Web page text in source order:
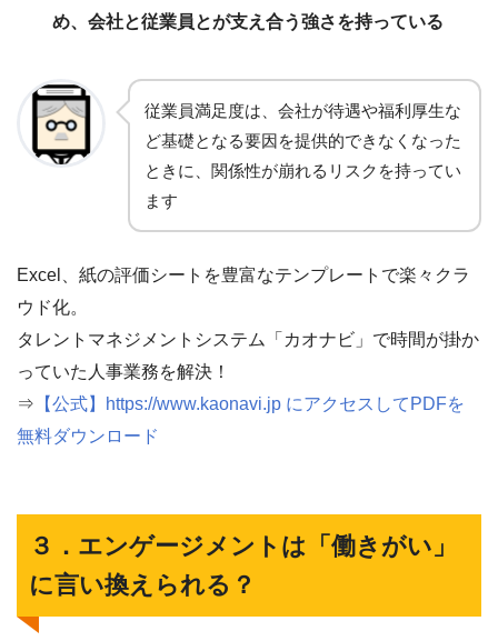
め、会社と従業員とが支え合う強さを持っている
従業員満足度は、会社が待遇や福利厚生な
ど基礎となる要因を提供的できなくなった
ときに、関係性が崩れるリスクを持ってい
ます
Excel、紙の評価シートを豊富なテンプレートで楽々クラ
ウド化。
タレントマネジメントシステム「カオナビ」で時間が掛か
っていた人事業務を解決！
⇒ 【公式】https://www.kaonavi.jp にアクセスしてPDFを
無料ダウンロード
３．エンゲージメントは「働きがい」
に言い換えられる？